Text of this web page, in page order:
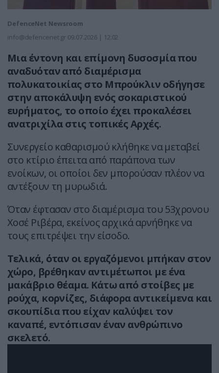
DefenceNet Newsroom
info@defencenet.gr 09.07.2026 | 12:02
Μια έντονη και επίμονη δυσοσμία που
αναδυόταν από διαμέρισμα
πολυκατοικίας στο Μπρούκλιν οδήγησε
στην αποκάλυψη ενός σοκαριστικού
ευρήματος, το οποίο έχει προκαλέσει
ανατριχίλα στις τοπικές Αρχές.
Συνεργείο καθαρισμού κλήθηκε να μεταβεί
στο κτίριο έπειτα από παράπονα των
ενοίκων, οι οποίοι δεν μπορούσαν πλέον να
αντέξουν τη μυρωδιά.
Όταν έφτασαν στο διαμέρισμα του 53χρονου
Χοσέ Ριβέρα, εκείνος αρχικά αρνήθηκε να
τους επιτρέψει την είσοδο.
Τελικά, όταν οι εργαζόμενοι μπήκαν στον
χώρο, βρέθηκαν αντιμέτωποι με ένα
μακάβριο θέαμα. Κάτω από στοίβες με
ρούχα, κορνίζες, διάφορα αντικείμενα και
σκουπίδια που είχαν καλύψει τον
καναπέ, εντόπισαν έναν ανθρώπινο
σκελετό.